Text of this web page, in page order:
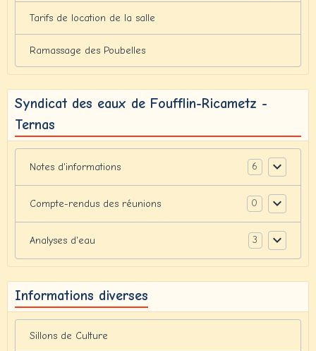
Tarifs de location de la salle
Ramassage des Poubelles
Syndicat des eaux de Foufflin-Ricametz -
Ternas
Notes d'informations 6
Compte-rendus des réunions 0
Analyses d'eau 3
Informations diverses
Sillons de Culture